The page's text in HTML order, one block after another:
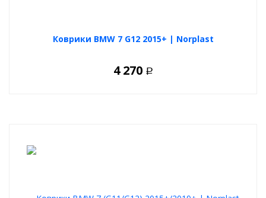
Коврики BMW 7 G12 2015+ | Norplast
4 270 Р